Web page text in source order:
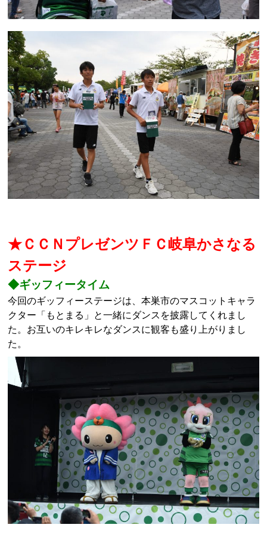
★ＣＣＮプレゼンツＦＣ岐阜かさなる
ステージ
◆ギッフィータイム
今回のギッフィーステージは、本巣市のマスコットキャラ
クター「もとまる」と一緒にダンスを披露してくれまし
た。お互いのキレキレなダンスに観客も盛り上がりまし
た。